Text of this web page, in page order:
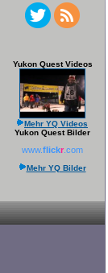
Yukon Quest Videos
Mehr YQ Videos
Yukon Quest Bilder
www.flickr .com
Mehr YQ Bilder